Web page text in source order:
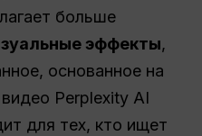
больше
эффекты,
основанное на
Perplexity AI
для тех, кто ищет